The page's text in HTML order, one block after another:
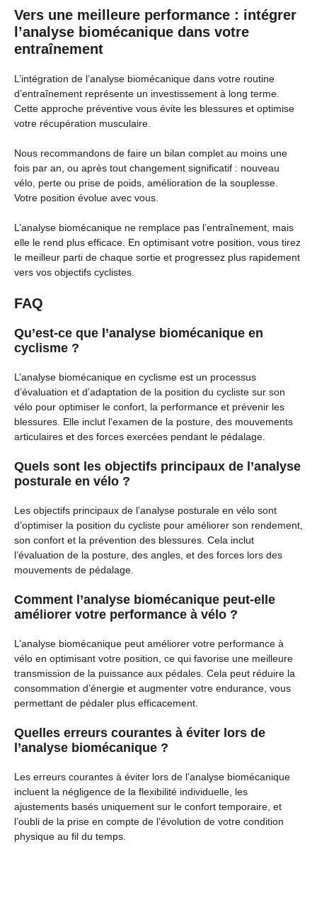
Vers une meilleure performance : intégrer
l’analyse biomécanique dans votre
entraînement
L’intégration de l’analyse biomécanique dans votre routine
d’entraînement représente un investissement à long terme.
Cette approche préventive vous évite les blessures et optimise
votre récupération musculaire.
Nous recommandons de faire un bilan complet au moins une
fois par an, ou après tout changement significatif : nouveau
vélo, perte ou prise de poids, amélioration de la souplesse.
Votre position évolue avec vous.
L’analyse biomécanique ne remplace pas l’entraînement, mais
elle le rend plus efficace. En optimisant votre position, vous tirez
le meilleur parti de chaque sortie et progressez plus rapidement
vers vos objectifs cyclistes.
FAQ
Qu’est-ce que l’analyse biomécanique en
cyclisme ?
L’analyse biomécanique en cyclisme est un processus
d’évaluation et d’adaptation de la position du cycliste sur son
vélo pour optimiser le confort, la performance et prévenir les
blessures. Elle inclut l’examen de la posture, des mouvements
articulaires et des forces exercées pendant le pédalage.
Quels sont les objectifs principaux de l’analyse
posturale en vélo ?
Les objectifs principaux de l’analyse posturale en vélo sont
d’optimiser la position du cycliste pour améliorer son rendement,
son confort et la prévention des blessures. Cela inclut
l’évaluation de la posture, des angles, et des forces lors des
mouvements de pédalage.
Comment l’analyse biomécanique peut-elle
améliorer votre performance à vélo ?
L’analyse biomécanique peut améliorer votre performance à
vélo en optimisant votre position, ce qui favorise une meilleure
transmission de la puissance aux pédales. Cela peut réduire la
consommation d’énergie et augmenter votre endurance, vous
permettant de pédaler plus efficacement.
Quelles erreurs courantes à éviter lors de
l’analyse biomécanique ?
Les erreurs courantes à éviter lors de l’analyse biomécanique
incluent la négligence de la flexibilité individuelle, les
ajustements basés uniquement sur le confort temporaire, et
l’oubli de la prise en compte de l’évolution de votre condition
physique au fil du temps.